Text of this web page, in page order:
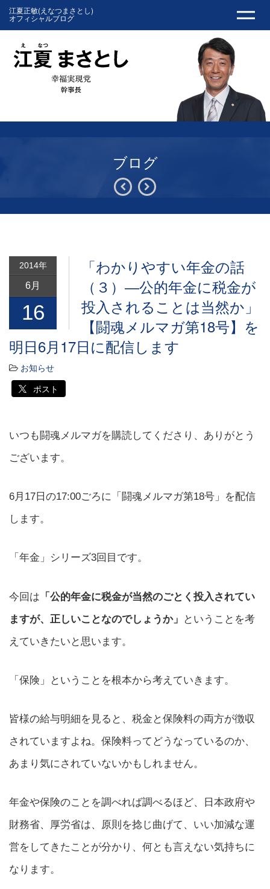
江夏正敏(えなつまさとし)
オフィシャルブログ
ブログ
2014年
6月
16
「わかりやすい年金の話
（３）―公的年金に税金が
投入されることは当然か」
【闘魂メルマガ第18号】を
明日6月17日に配信します
お知らせ
ポスト
いつも闘魂メルマガを購読してくださり、ありがとう
ございます。
6月17日の17:00ごろに「闘魂メルマガ第18号」を配信
します。
「年金」シリーズ3回目です。
今回は 「公的年金に税金が当然のごとく投入されてい
ますが、正しいことなのでしょうか」 ということを考
えていきたいと思います。
「保険」ということを根本から考えていきます。
皆様の給与明細を見ると、税金と保険料の両方が徴収
されていますよね。保険料ってどうなっているのか、
あまり気にされていないかもしれません。
年金や保険のことを調べれば調べるほど、日本政府や
財務省、厚労省は、原則を捻じ曲げて、いい加減な運
営をしてきたことが分かり、何とも言えない気持ちに
なります。